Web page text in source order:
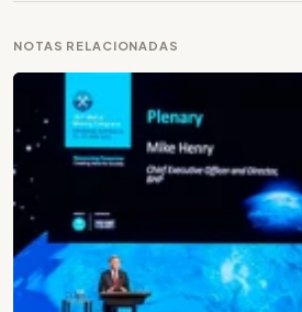
NOTAS RELACIONADAS